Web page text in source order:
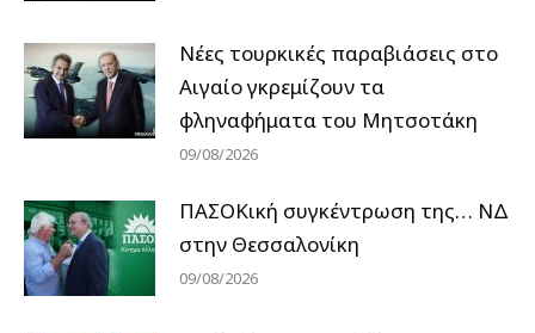
Νέες τουρκικές παραβιάσεις στο
Αιγαίο γκρεμίζουν τα
φληναφήματα του Μητσοτάκη
09/08/2026
ΠΑΣΟΚική συγκέντρωση της… ΝΔ
στην Θεσσαλονίκη
09/08/2026